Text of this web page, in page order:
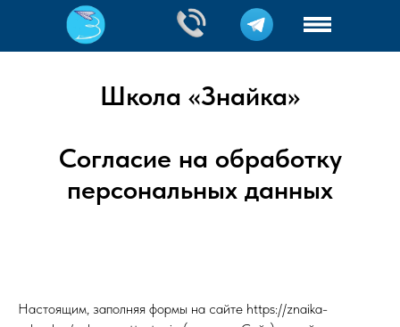
Школа «Знайка»
Согласие на обработку
персональных данных
Настоящим, заполняя формы на сайте https://znaika-